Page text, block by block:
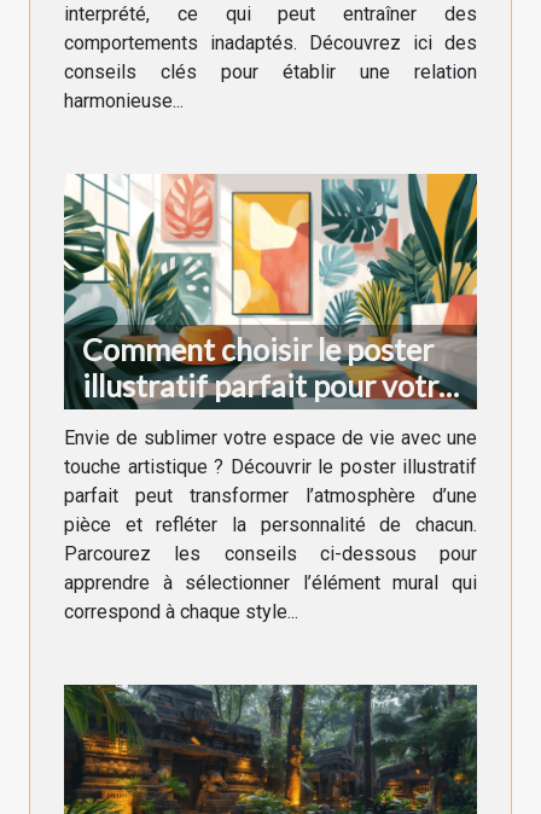
interprété, ce qui peut entraîner des
comportements inadaptés. Découvrez ici des
conseils clés pour établir une relation
harmonieuse...
Comment choisir le poster
illustratif parfait pour votre
décoration intérieure
Envie de sublimer votre espace de vie avec une
touche artistique ? Découvrir le poster illustratif
parfait peut transformer l’atmosphère d’une
pièce et refléter la personnalité de chacun.
Parcourez les conseils ci-dessous pour
apprendre à sélectionner l’élément mural qui
correspond à chaque style...